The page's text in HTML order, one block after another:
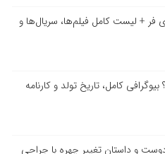
فر + لیست کامل فیلم‌ها، سریال‌ها و
کامل، تاریخ تولد و کارنامه
و داستان تغییر چهره با جراحی